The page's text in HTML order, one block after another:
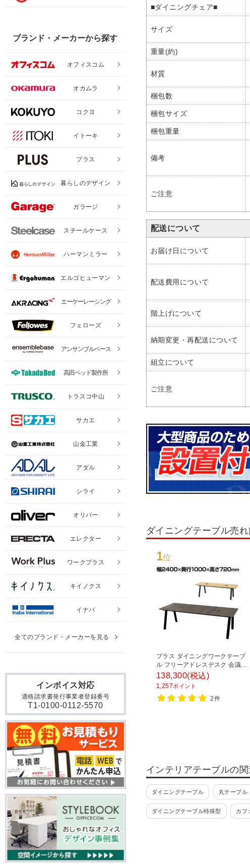
■ダイニングチェア■
サイズ
重量(約)
材質
梱包数
梱包サイズ
梱包重量
備考
ご注意
配送について
お届け日について
配送費用について
階上げについて
納期変更・再配送について
組立について
ご注意
ダイニングテーブル売
1位
プラス ダイニングワークテーブ
ル フリーアドレスデスク 会議テ
ーブル ミーティングテーブル 配
線収納付き 幅2400×奥行1000×
高さ720mm
138,300(税込)
1,257ポイント
2件
インテリアテーブルの
ダイニングテーブル 丸テーブル
ダイニングテーブル特殊型 カフ
インボイス対応
適格請求書発行事業者登録番号
T1-0100-0112-5570
ブランド・メーカーから探す
オフィスコム
オカムラ
コクヨ
イトーキ
プラス
暮らしのデザイン
ガラージ
スチールケース
ハーマンミラー
エルゴヒューマン
エーケーレーシング
フェローズ
アンサンブルベース
高田ベッド製作所
トラスコ中山
サカエ
山金工業
アダル
シライ
オリバー
エレクター
ワークプラス
キイノクス
イナバ
全てのブランド・メーカーを見る